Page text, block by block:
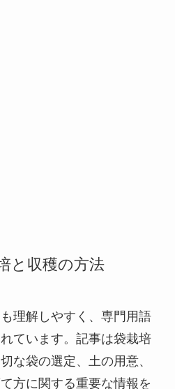
と収穫の方法
理解しやすく、専門用語
ています。記事は袋栽培
な袋の選定、土の用意、
方に関する重要な情報を